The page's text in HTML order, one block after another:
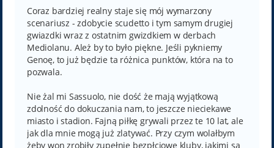
t
Coraz bardziej realny staje się mój wymarzony
scenariusz - zdobycie scudetto i tym samym drugiej
gwiazdki wraz z ostatnim gwizdkiem w derbach
Mediolanu. Ależ by to było piękne. Jeśli pykniemy
Genoę, to już będzie ta różnica punktów, która na to
pozwala.
Nie żal mi Sassuolo, nie dość że mają wyjątkową
zdolność do dokuczania nam, to jeszcze nieciekawe
miasto i stadion. Fajną piłkę grywali przez te 10 lat, ale
jak dla mnie mogą już zlatywać. Przy czym wolałbym
żeby won zrobiły zupełnie bezpłciowe kluby, jakimi są